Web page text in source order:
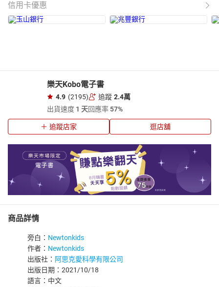
信用卡優惠
樂天Kobo電子書
4.9 (2195) 追蹤 2.4萬
出貨速度 1 天回應率57%
追蹤店家 逛店舖
商品詳情
旁白： Newtonkids
作者： Newtonkids
出版社： 阿思克愛科學有限公司
出版日期：2021/10/18
語言：中文